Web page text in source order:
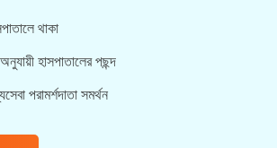
থাকা
হাসপাতালের পছন্দ
পরামর্শদাতা সমর্থন